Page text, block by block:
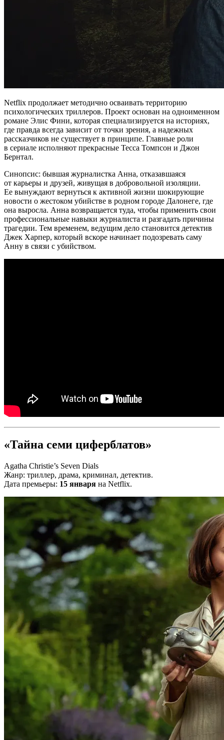
Netflix продолжает методично осваивать территорию
психологических триллеров. Проект основан на одноименном
романе Элис Фини, которая специализируется на историях,
где правда всегда зависит от точки зрения, а надежных
рассказчиков не существует в принципе. Главные роли
в сериале исполняют прекрасные Тесса Томпсон и Джон
Бернтал.
Синопсис: бывшая журналистка Анна, отказавшаяся
от карьеры и друзей, живущая в добровольной изоляции.
Ее вынуждают вернуться к активной жизни шокирующие
новости о жестоком убийстве в родном городе Далонеге, где
она выросла. Анна возвращается туда, чтобы применить свои
профессиональные навыки журналиста и разгадать причины
трагедии. Тем временем, ведущим дело становится детектив
Джек Харпер, который вскоре начинает подозревать саму
Анну в связи с убийством.
«Тайна семи циферблатов»
Agatha Christie’s Seven Dials
Жанр: триллер, драма, криминал, детектив.
Дата премьеры: 15 января на Netflix.